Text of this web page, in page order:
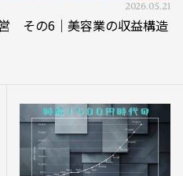
2026.05.21
その6｜美容業の収益構造